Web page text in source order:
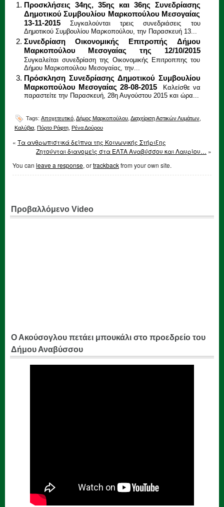
Προσκλήσεις 34ης, 35ης και 36ης Συνεδρίασης
Δημοτικού Συμβουλίου Μαρκοπούλου Μεσογαίας
13-11-2015
Συγκαλούνται τρεις συνεδριάσεις του
Δημοτικού Συμβουλίου Μαρκοπούλου, την Παρασκευή 13...
Συνεδρίαση Οικονομικής Επιτροπής Δήμου
Μαρκοπούλου Μεσογαίας της 12/10/2015
Συγκαλείται συνεδρίαση της Οικονομικής Επιτροππης του
Δήμου Μαρκοπούλου Μεσογαίας, την...
Πρόσκληση Συνεδρίασης Δημοτικού Συμβουλίου
Μαρκοπούλου Μεσογαίας 28-08-2015
Καλείσθε να
παραστείτε την Παρασκευή, 28η Αυγούστου 2015 και ώρα...
Tags: Αποχετευτικό Δήμος Μαρκοπούλου Διαχείριση Αστικών Λυμάτων
Καλύβια Πόρτο Ράφτη Ρένα Δούρου
« Τα ανθρωπιστικά δείπνα της Κοινωνικής Στήριξης
Ζητούνται διανομείς στα ΕΛΤΑ Αναβύσσου και Λαυρίου… »
You can leave a response, ortrackbackfrom your own site.
Προβαλλόμενο Video
Ο Ακούσογλου πετάει μπουκάλι στο προεδρείο του
Δήμου Αναβύσσου